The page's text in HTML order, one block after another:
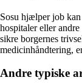
Sosu hjælper job
hospitaler eller
sikre borgernes
medicinhåndtering,
Andre typiske